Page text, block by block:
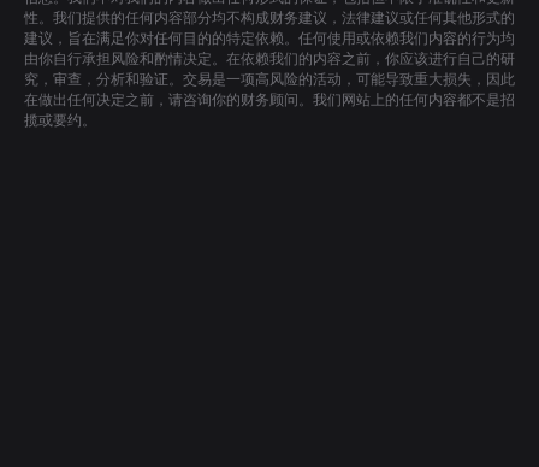
性。我们提供的任何内容部分均不构成财务建议，法律建议或任何其他形式的
建议，旨在满足你对任何目的的特定依赖。任何使用或依赖我们内容的行为均
由你自行承担风险和酌情决定。在依赖我们的内容之前，你应该进行自己的研
究，审查，分析和验证。交易是一项高风险的活动，可能导致重大损失，因此
在做出任何决定之前，请咨询你的财务顾问。我们网站上的任何内容都不是招
揽或要约。